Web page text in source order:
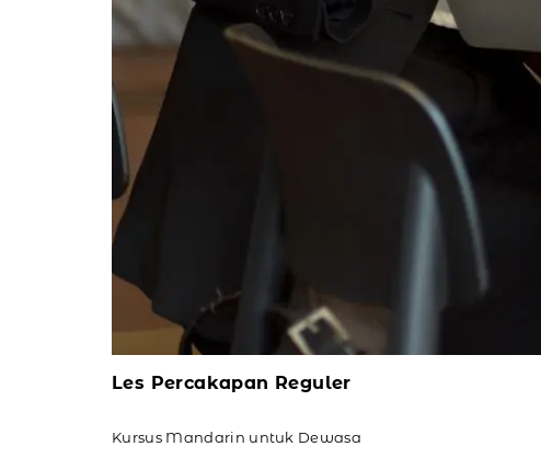
Les Percakapan Reguler
Kursus Mandarin untuk Dewasa